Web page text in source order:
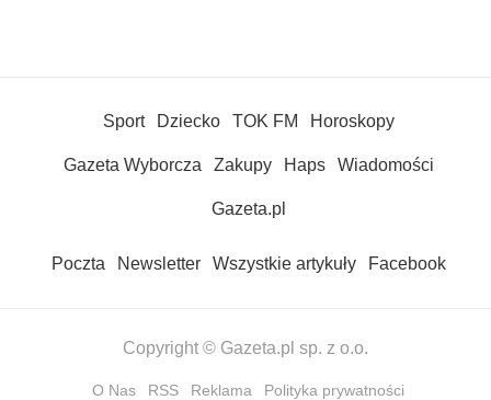
Sport Dziecko TOK FM Horoskopy
Gazeta Wyborcza Zakupy Haps Wiadomości
Gazeta.pl
Poczta Newsletter Wszystkie artykuły Facebook
Copyright © Gazeta.pl sp. z o.o.
O Nas RSS Reklama Polityka prywatności